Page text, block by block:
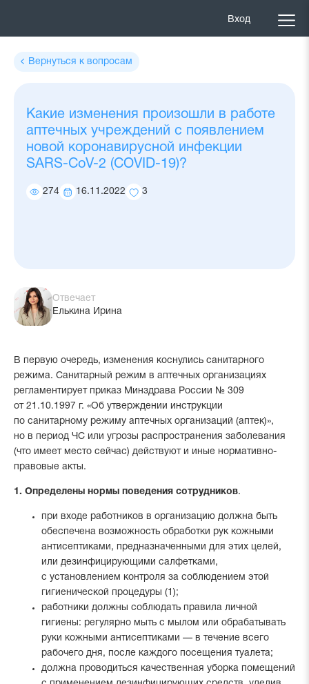
Вход
Вернуться к вопросам
Какие изменения произошли в работе
аптечных учреждений с появлением
новой коронавирусной инфекции
SARS-CoV-2 (COVID-19)?
Количество
274
Дата
16.11.2022
Количество
3
В первую очередь, изменения коснулись санитарного
режима. Санитарный режим в аптечных организациях
регламентирует приказ Минздрава России № 309
от 21.10.1997 г. «Об утверждении инструкции
по санитарному режиму аптечных организаций (аптек)»,
но в период ЧС или угрозы распространения заболевания
(что имеет место сейчас) действуют и иные нормативно-
правовые акты.
1. Определены нормы поведения сотрудников.
при входе работников в организацию должна быть
обеспечена возможность обработки рук кожными
антисептиками, предназначенными для этих целей,
или дезинфицирующими салфетками,
с установлением контроля за соблюдением этой
гигиенической процедуры (1);
работники должны соблюдать правила личной
гигиены: регулярно мыть с мылом или обрабатывать
руки кожными антисептиками — в течение всего
рабочего дня, после каждого посещения туалета;
должна проводиться качественная уборка помещений
Отвечает
Елькина Ирина